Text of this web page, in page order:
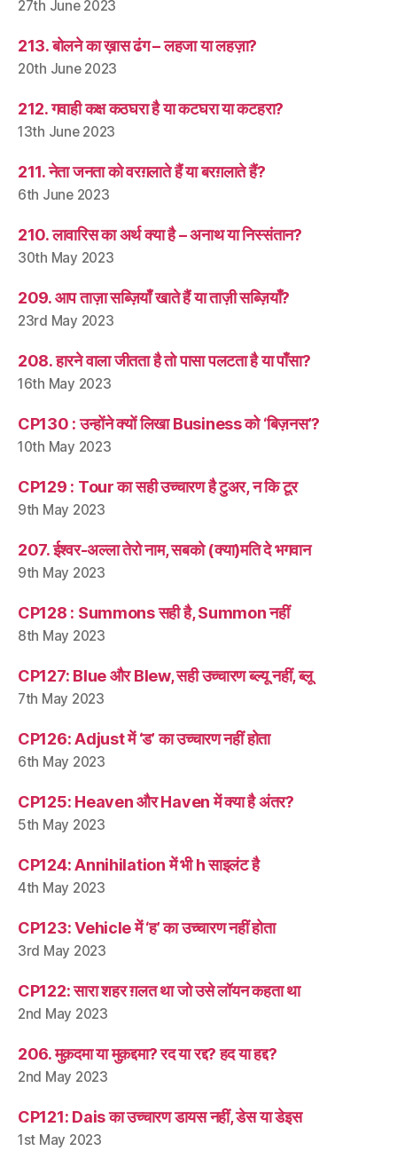
27th June 2023
213. बोलने का ख़ास ढंग – लहजा या लहज़ा?
20th June 2023
212. गवाही कक्ष कठघरा है या कटघरा या कटहरा?
13th June 2023
211. नेता जनता को वरग़लाते हैं या बरग़लाते हैं?
6th June 2023
210. लावारिस का अर्थ क्या है – अनाथ या निस्संतान?
30th May 2023
209. आप ताज़ा सब्ज़ियाँ खाते हैं या ताज़ी सब्ज़ियाँ?
23rd May 2023
208. हारने वाला जीतता है तो पासा पलटता है या पाँसा?
16th May 2023
CP130 : उन्होंने क्यों लिखा Business को ‘बिज़नस’?
10th May 2023
CP129 : Tour का सही उच्चारण है टुअर, न कि टूर
9th May 2023
207. ईश्वर-अल्ला तेरो नाम, सबको (क्या)मति दे भगवान
9th May 2023
CP128 : Summons सही है, Summon नहीं
8th May 2023
CP127: Blue और Blew, सही उच्चारण ब्ल्यू नहीं, ब्लू
7th May 2023
CP126: Adjust में ‘ड’ का उच्चारण नहीं होता
6th May 2023
CP125: Heaven और Haven में क्या है अंतर?
5th May 2023
CP124: Annihilation में भी h साइलंट है
4th May 2023
CP123: Vehicle में ‘ह’ का उच्चारण नहीं होता
3rd May 2023
CP122: सारा शहर ग़लत था जो उसे लॉयन कहता था
2nd May 2023
206. मुक़दमा या मुक़द्दमा? रद या रद्द? हद या हद्द?
2nd May 2023
CP121: Dais का उच्चारण डायस नहीं, डेस या डेइस
1st May 2023